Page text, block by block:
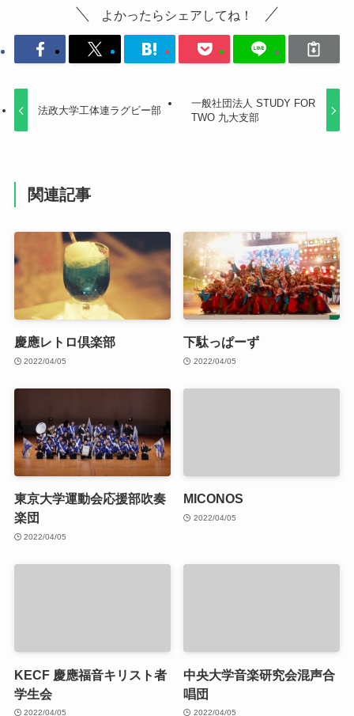
よかったらシェアしてね！
法政大学工体連ラグビー部
一般社団法人 STUDY FOR
TWO 九大支部
関連記事
慶應レトロ倶楽部
2022/04/05
下駄っぱーず
2022/04/05
東京大学運動会応援部吹奏
楽団
2022/04/05
MICONOS
2022/04/05
KECF 慶應福音キリスト者
学生会
2022/04/05
中央大学音楽研究会混声合
唱団
2022/04/05